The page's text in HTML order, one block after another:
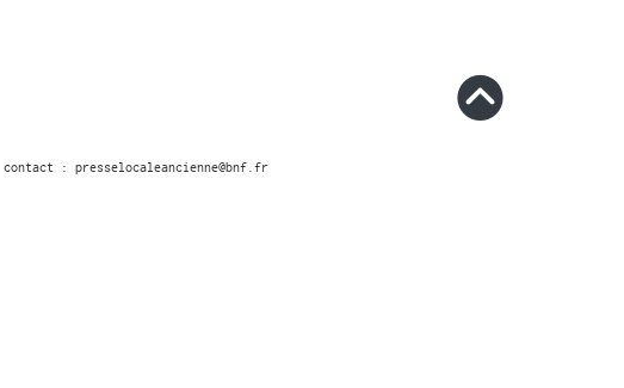
contact : presselocaleancienne@bnf.fr